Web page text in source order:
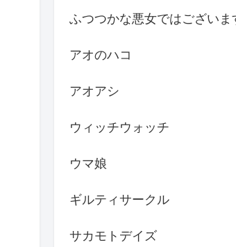
ふつつかな悪女ではございま
アオのハコ
アオアシ
ウィッチウォッチ
ウマ娘
ギルティサークル
サカモトデイズ